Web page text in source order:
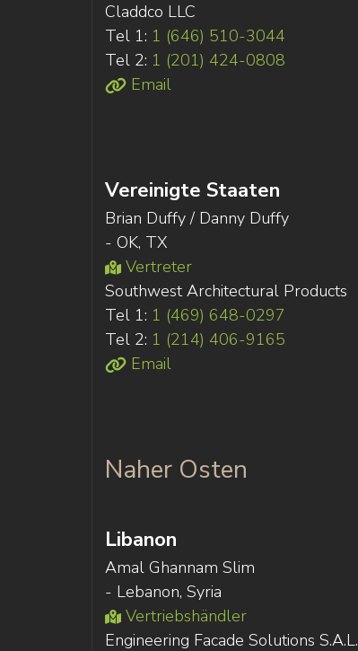
Claddco LLC
Tel 1: 1 (646) 510-3044
Tel 2: 1 (201) 424-0808
Email
Vereinigte Staaten
Brian Duffy / Danny Duffy
- OK, TX
Vertreter
Southwest Architectural Products
Tel 1: 1 (469) 648-0297
Tel 2: 1 (214) 406-9165
Email
Naher Osten
Libanon
Amal Ghannam Slim
- Lebanon, Syria
Vertriebshändler
Engineering Facade Solutions S.A.L.